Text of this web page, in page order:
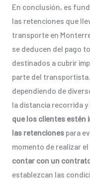
En conclusión, es
las retenciones que
transporte en
se deducen del pago
destinados a cubrir
parte del
dependiendo de
la distancia recorrida
que los clientes estén
las retencionespara
momento de realizar
contar con un
establezcan las